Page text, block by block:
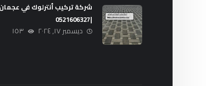
شركة تركيب أنترلوك في عجمان
|0521606327
ديسمبر ١٧, ٢٠٢٤ ١٥٣